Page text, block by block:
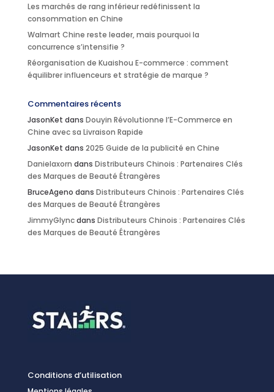
Les marchés de rang inférieur redéfinissent la
consommation en Chine
Walmart Chine reste leader, mais pourquoi la
concurrence s’intensifie ?
Réorganisation de Kuaishou E-commerce : comment
équilibrer influenceurs et stratégie de marque ?
Commentaires récents
JasonKet dans Douyin Révolutionne l’E-Commerce en
Chine avec sa Livraison Rapide
JasonKet dans 2025 Guide de la publicité en Chine
Danielaxorn dans Distributeurs Chinois : Partenaires Clés
des Marques de Beauté Étrangères
BruceAgeno dans Distributeurs Chinois : Partenaires Clés
des Marques de Beauté Étrangères
JimmyGlyncdans Distributeurs Chinois : Partenaires Clés
des Marques de Beauté Étrangères
Conditions d’utilisation